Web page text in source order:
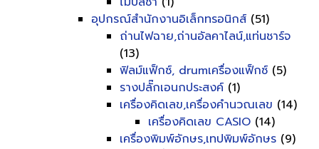
อุปกรณ์สำนักงานอิเล็กทรอนิกส์ (51)
ถ่านไฟฉาย,ถ่านอัลคาไลน์,แท่นชาร์จ
(13)
ฟิลม์แฟ็กซ์, drumเครื่องแฟ็กซ์ (5)
รางปลั๊กเอนกประสงค์ (1)
เครื่องคิดเลข,เครื่องคำนวณเลข (14)
เครื่องคิดเลข CASIO (14)
เครื่องพิมพ์อักษร,เทปพิมพ์อักษร (9)